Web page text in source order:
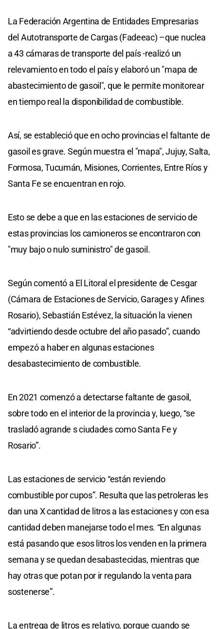
La Federación Argentina de Entidades Empresarias
del Autotransporte de Cargas (Fadeeac) –que nuclea
a 43 cámaras de transporte del país -realizó un
relevamiento en todo el país y elaboró un "mapa de
abastecimiento de gasoil", que le permite monitorear
en tiempo real la disponibilidad de combustible.
Así, se estableció que en ocho provincias el faltante de
gasoil es grave. Según muestra el "mapa", Jujuy, Salta,
Formosa, Tucumán, Misiones, Corrientes, Entre Ríos y
Santa Fe se encuentran en rojo.
Esto se debe a que en las estaciones de servicio de
estas provincias los camioneros se encontraron con
"muy bajo o nulo suministro" de gasoil.
Según comentó a El Litoral el presidente de Cesgar
(Cámara de Estaciones de Servicio, Garages y Afines
Rosario), Sebastián Estévez, la situación la vienen
“advirtiendo desde octubre del año pasado”, cuando
empezó a haber en algunas estaciones
desabastecimiento de combustible.
En 2021 comenzó a detectarse faltante de gasoil,
sobre todo en el interior de la provincia y, luego, “se
trasladó agrande s ciudades como Santa Fe y
Rosario”.
Las estaciones de servicio “están reviendo
combustible por cupos”. Resulta que las petroleras les
dan una X cantidad de litros a las estaciones y con esa
cantidad deben manejarse todo el mes. “En algunas
está pasando que esos litros los venden en la primera
semana y se quedan desabastecidas, mientras que
hay otras que potan por ir regulando la venta para
sostenerse”.
La entrega de litros es relativo, porque cuando se